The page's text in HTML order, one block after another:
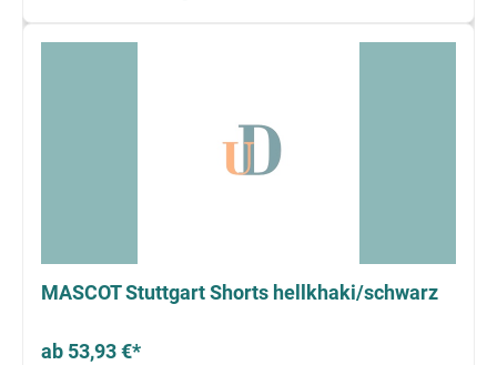
MASCOT Stuttgart Shorts hellkhaki/schwarz
ab 53,93 €*